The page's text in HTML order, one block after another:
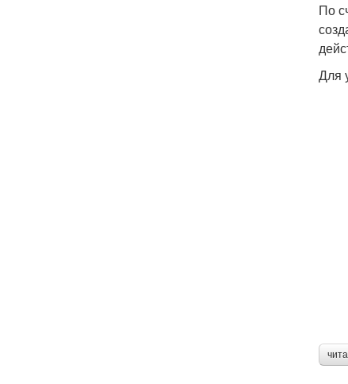
По
Для